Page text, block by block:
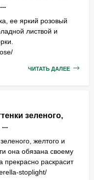
ее яркий розовый
листвой и
ЧИТАТЬ ДАЛЕЕ
зеленого,
желтого и
она обязана своему
раскрасит
stoplight/